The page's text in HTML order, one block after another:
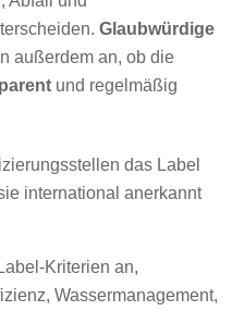
Glaubwürdige
außerdem an, ob die
und regelmäßig
das Label
international anerkannt
Kriterien an,
Wassermanagement,